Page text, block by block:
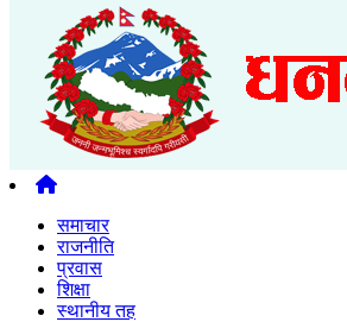
समाचार
राजनीति
प्रवास
शिक्षा
स्थानीय तह